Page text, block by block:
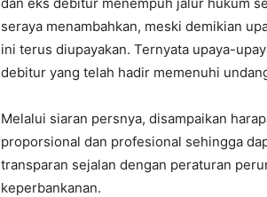
seraya menambahkan, meski demikian
ini terus diupayakan. Ternyata upaya-
debitur yang telah hadir memenuhi
Melalui siaran persnya, disampaikan
proporsional dan profesional sehingga
transparan sejalan dengan peraturan
keperbankanan.